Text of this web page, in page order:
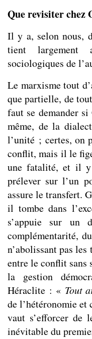
Que revisiter chez
Il y a, selon nous,
tient largement
sociologiques de
Le marxisme tout
que partielle, de
faut se demander
même, de la
l’unité ; certes, on
conflit, mais il le
une fatalité, et il y
prélever sur l’un
assure le transfert.
il tombe dans
s’appuie sur un
complémentarité,
n’abolissant pas
entre le conflit
la gestion
Héraclite : « Tout
de l’hétéronomie
vaut s’efforcer de
inévitable du